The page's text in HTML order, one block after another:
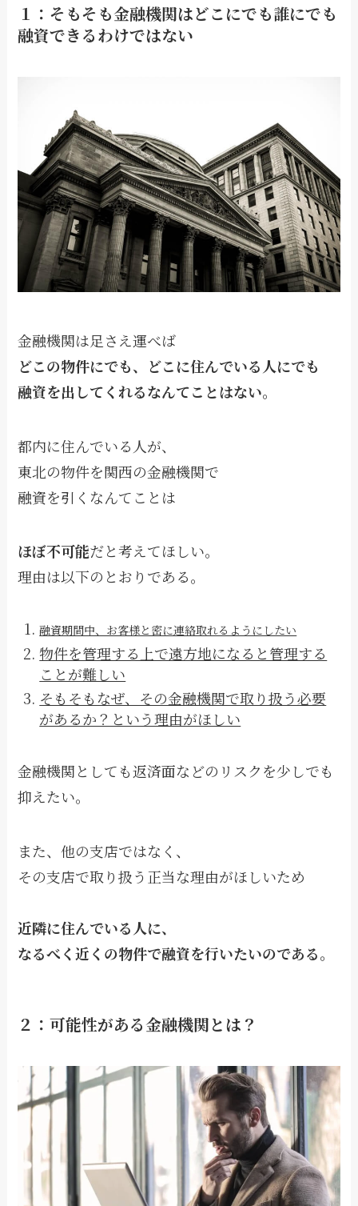
１：そもそも金融機関はどこにでも誰にでも
融資できるわけではない
金融機関は足さえ運べば
どこの物件にでも、どこに住んでいる人にでも
融資を出してくれるなんてことはない。
都内に住んでいる人が、
東北の物件を関西の金融機関で
融資を引くなんてことは
ほぼ不可能だと考えてほしい。
理由は以下のとおりである。
融資期間中、お客様と密に連絡取れるようにしたい
物件を管理する上で遠方地になると管理する
ことが難しい
そもそもなぜ、その金融機関で取り扱う必要
があるか？という理由がほしい
金融機関としても返済面などのリスクを少しでも
抑えたい。
また、他の支店ではなく、
その支店で取り扱う正当な理由がほしいため
近隣に住んでいる人に、
なるべく近くの物件で融資を行いたいのである。
２：可能性がある金融機関とは？